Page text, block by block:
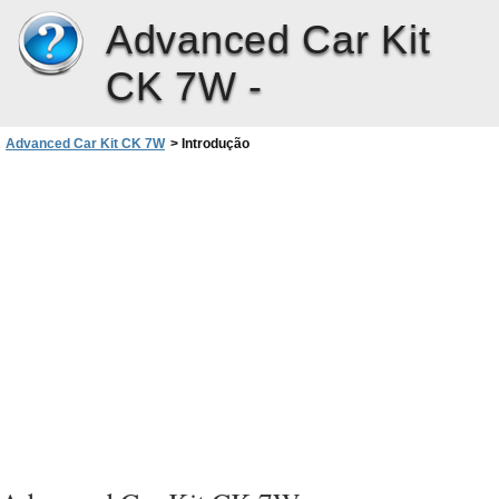
Advanced Car Kit
CK 7W -
Advanced Car Kit CK 7W > Introdução